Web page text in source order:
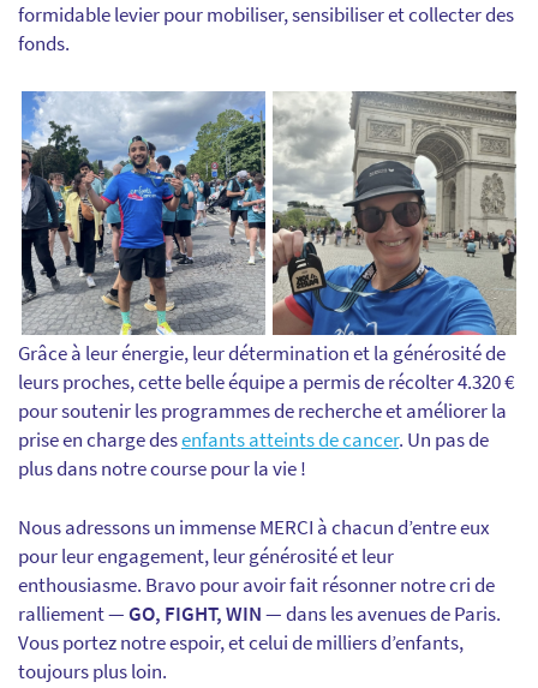
formidable levier pour mobiliser, sensibiliser et collecter des
fonds.
Grâce à leur énergie, leur détermination et la générosité de
leurs proches, cette belle équipe a permis de récolter 4.320 €
pour soutenir les programmes de recherche et améliorer la
prise en charge desenfants atteints de cancer. Un pas de
plus dans notre course pour la vie !
Nous adressons un immense MERCI à chacun d’entre eux
pour leur engagement, leur générosité et leur
enthousiasme. Bravo pour avoir fait résonner notre cri de
ralliement —GO, FIGHT, WIN— dans les avenues de Paris.
Vous portez notre espoir, et celui de milliers d’enfants,
toujours plus loin.